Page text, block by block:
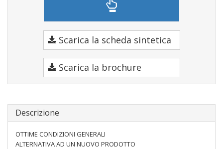
Scarica la scheda sintetica
Scarica la brochure
Descrizione
OTTIME CONDIZIONI GENERALI
ALTERNATIVA AD UN NUOVO PRODOTTO